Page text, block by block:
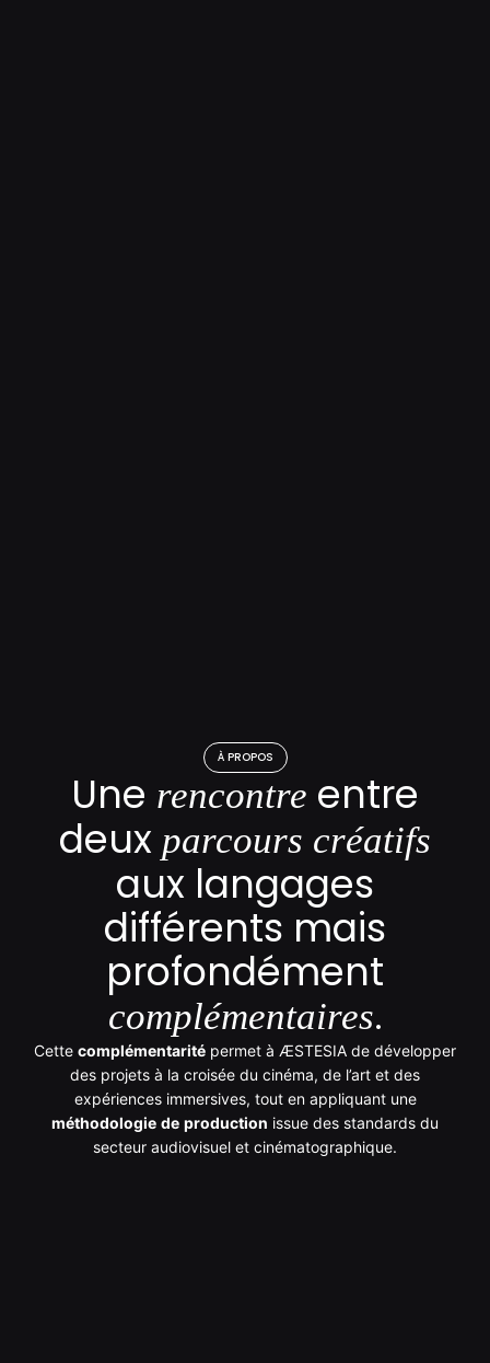
À PROPOS
Une rencontre entre
deux parcours créatifs
aux langages
différents mais
profondément
complémentaires.
Cette complémentarité permet à ÆSTESIA de développer
des projets à la croisée du cinéma, de l’art et des
expériences immersives, tout en appliquant une
méthodologie de production issue des standards du
secteur audiovisuel et cinématographique.